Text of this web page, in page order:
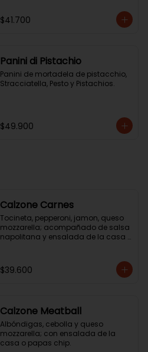
$41.700
Panini di Pistachio
Panini de mortadela de pistacchio,
Stracciatella, Pesto y Pistachios.
$49.900
Calzone Carnes
Tocineta, pepperoni, jamon, queso
mozzarella; acompañado de salsa
napolitana y ensalada de la casa
$39.600
Calzone Meatball
Albóndigas, cebolla y queso
mozzarella; con ensalada de la
casa o papas chip.